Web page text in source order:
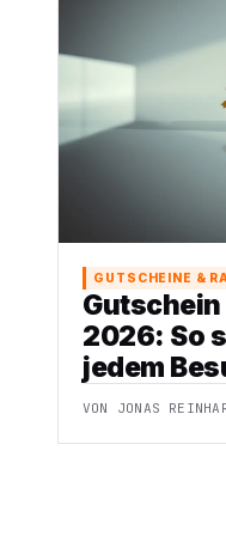
GUTSCHEINE &
2026: So
jedem
VON JONAS